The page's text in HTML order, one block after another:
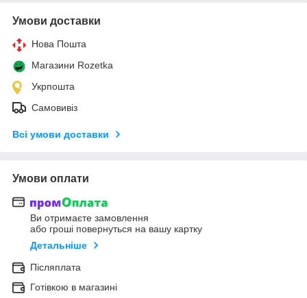
Умови доставки
Нова Пошта
Магазини Rozetka
Укрпошта
Самовивіз
Всі умови доставки
Умови оплати
Ви отримаєте замовлення
або гроші повернуться на вашу картку
Детальніше
Післяплата
Готівкою в магазині